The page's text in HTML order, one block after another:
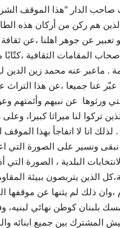
الدار "هذا الموقف
هم ركن من أركان هذه
تعبير عن جوهر اهلنا ،عن ثقافة
المقامات الثقافية
. ماعبر عنه محمد زين
عبّر عنا جميعا ،عن هذا التراث
التي ورثوها عن نبيهم وأئمتهم
تركوا لنا ميراثا كبيرا،
انا لا اتفاجأ بهذا الموقف
ونسير على الصورة التي
البلدية ، الصورة
الذين يتربصون ببيئة
،وان ذلك لم يثنها عن موقفها
بلبنان كوطن نهائي لبنيه،
المشترك بين جميع ابنائه